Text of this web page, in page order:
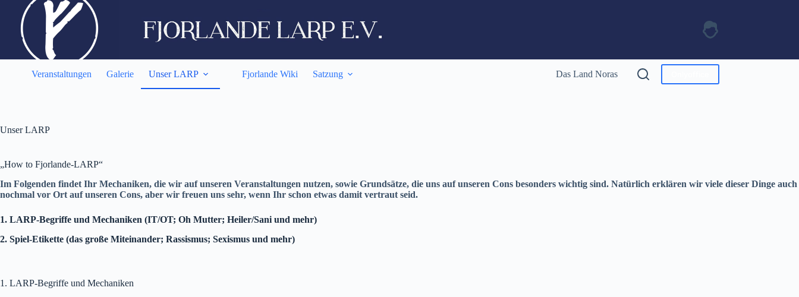
springen
Veranstaltungen Galerie Unser LARP Fjorlande Wiki Satzung Das Land Noras
Unser LARP
„How to Fjorlande-LARP“
Im Folgenden findet Ihr Mechaniken, die wir auf unseren Veranstaltungen nutzen, sowie Grundsätze, die uns auf unseren Cons besonders wichtig sind. Natürlich erklären wir viele dieser Dinge auch
nochmal vor Ort auf unseren Cons, aber wir freuen uns sehr, wenn Ihr schon etwas damit vertraut seid.
1. LARP-Begriffe und Mechaniken (IT/OT; Oh Mutter; Heiler/Sani und mehr)
2. Spiel-Etikette (das große Miteinander; Rassismus; Sexismus und mehr)
1. LARP-Begriffe und Mechaniken